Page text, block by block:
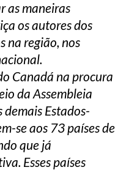
as maneiras
os autores dos
na região, nos
Canadá na procura
da Assembleia
demais Estados-
se aos 73 países de
que já
Esses países